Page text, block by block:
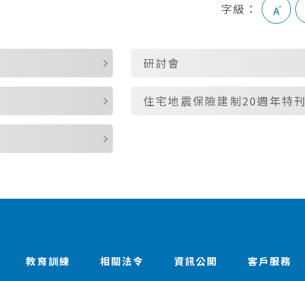
字級：
研討會
住宅地震保險建制20週年特刊
教育訓練 相關法令 資訊公開 客戶服務